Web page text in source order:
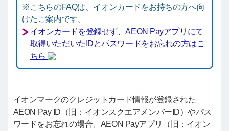
※こちらのFAQは、イオンカードをお持ちの方へ向
けたご案内です。
イオンカードを登録せず、AEON Payアプリにて
取得いただいたIDとパスワードをお忘れの方はこ
ちら
イオンマークのクレジットカード情報が登録された
AEON Pay ID（旧：イオンスクエアメンバーID）やパス
ワードをお忘れの場合、AEON Payアプリ（旧：イオン